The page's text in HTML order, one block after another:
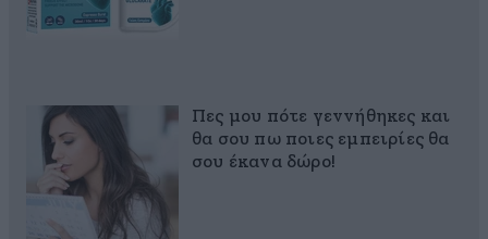
Πες μου πότε γεννήθηκες και
θα σου πω ποιες εμπειρίες θα
σου έκανα δώρο!